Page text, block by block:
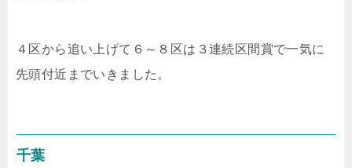
４区から追い上げて６～８区は３連続区間賞で一気に
先頭付近までいきました。
千葉